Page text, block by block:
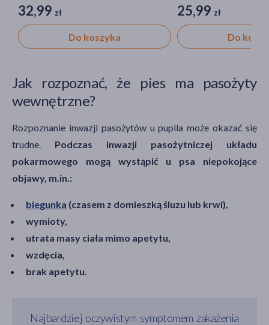
32,99 zł
Do koszyka
25,99 zł
Do
Jak rozpoznać, że pies ma pasożyty
wewnętrzne?
Rozpoznanie inwazji pasożytów u pupila może okazać się
trudne. Podczas inwazji pasożytniczej układu
pokarmowego mogą wystąpić u psa niepokojące
objawy, m.in.:
biegunka (czasem z domieszką śluzu lub krwi),
wymioty,
utrata masy ciała mimo apetytu,
wzdęcia,
brak apetytu.
Najbardziej oczywistym symptomem zakażenia